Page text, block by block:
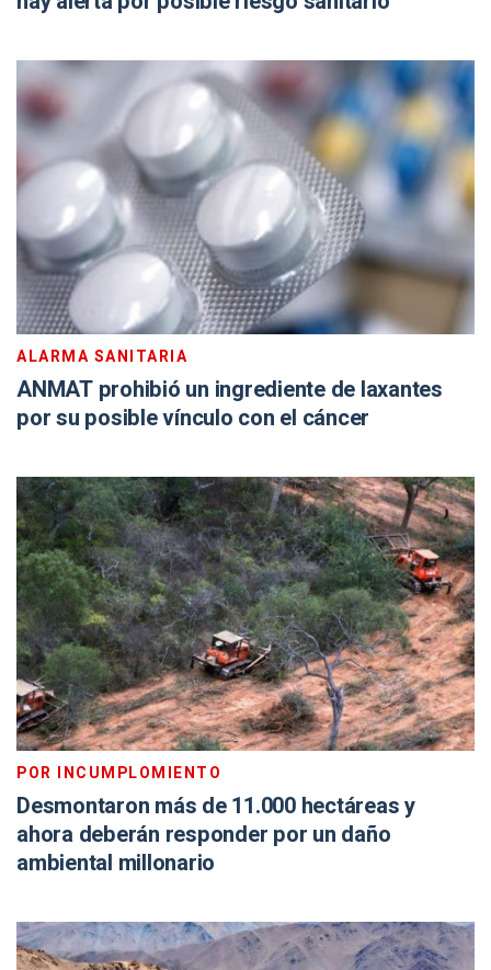
ALARMA SANITARIA
ANMAT prohibió un ingrediente de laxantes
por su posible vínculo con el cáncer
POR INCUMPLOMIENTO
Desmontaron más de 11.000 hectáreas y
ahora deberán responder por un daño
ambiental millonario